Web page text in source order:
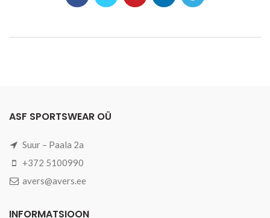
ASF SPORTSWEAR OÜ
Suur – Paala 2a
+372 5100990
avers@avers.ee
INFORMATSIOON